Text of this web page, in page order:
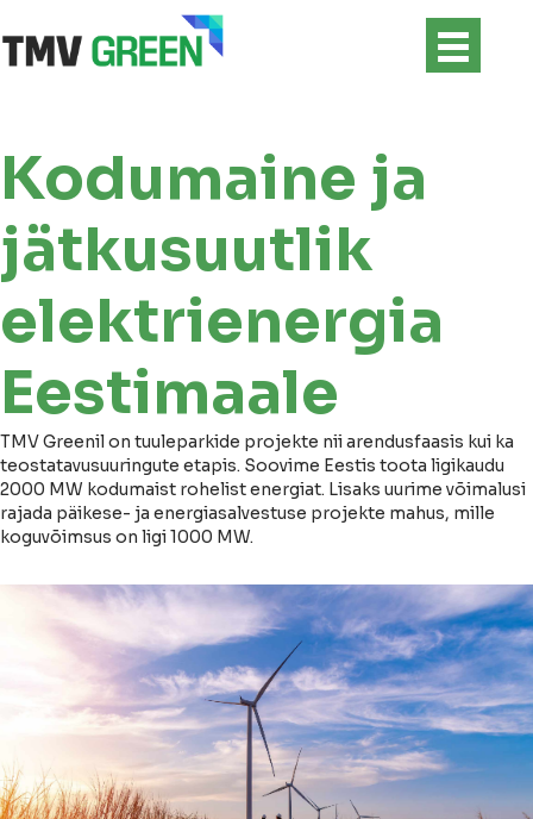
Kodumaine ja
jätkusuutlik
elektrienergia
Eestimaale
TMV Greenil on tuuleparkide projekte nii arendusfaasis kui ka
teostatavusuuringute etapis. Soovime Eestis toota ligikaudu
2000 MW kodumaist rohelist energiat. Lisaks uurime võimalusi
rajada päikese- ja energiasalvestuse projekte mahus, mille
koguvõimsus on ligi 1000 MW.